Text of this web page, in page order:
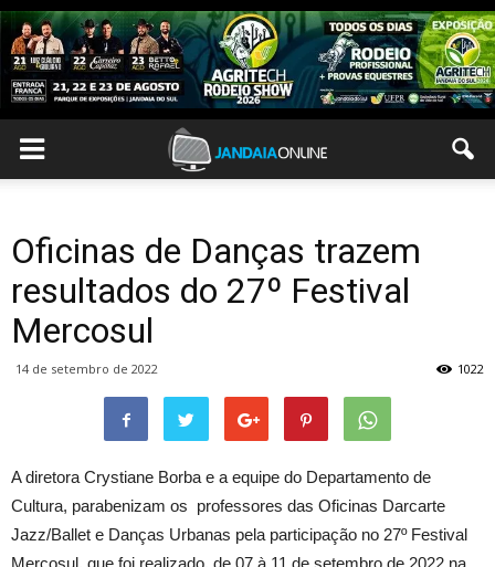
Oficinas de Danças trazem
resultados do 27º Festival
Mercosul
14 de setembro de 2022 1022
A diretora Crystiane Borba e a equipe do Departamento de
Cultura, parabenizam os professores das Oficinas Darcarte
Jazz/Ballet e Danças Urbanas pela participação no 27º Festival
Mercosul, que foi realizado, de 07 à 11 de setembro de 2022 na